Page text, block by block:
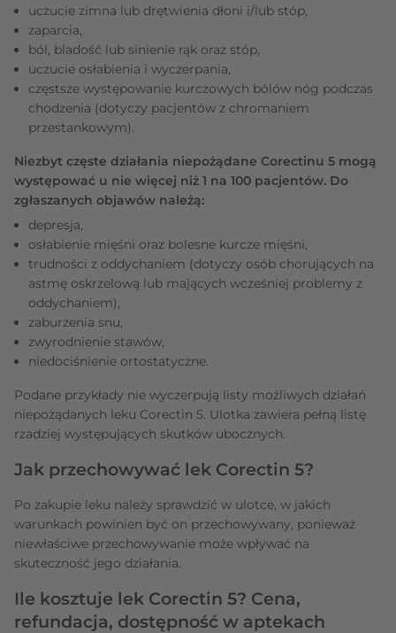
uczucie zimna lub drętwienia dłoni i/lub stóp,
zaparcia,
ból, bladość lub sinienie rąk oraz stóp,
uczucie osłabienia i wyczerpania,
częstsze występowanie kurczowych bólów nóg podczas
chodzenia (dotyczy pacjentów z chromaniem
przestankowym).
Niezbyt częste działania niepożądane Corectinu 5 mogą
występować u nie więcej niż 1 na 100 pacjentów. Do
zgłaszanych objawów należą:
depresja,
osłabienie mięśni oraz bolesne kurcze mięśni,
trudności z oddychaniem (dotyczy osób chorujących na
astmę oskrzelową lub mających wcześniej problemy z
oddychaniem),
zaburzenia snu,
zwyrodnienie stawów,
niedociśnienie ortostatyczne.
Podane przykłady nie wyczerpują listy możliwych działań
niepożądanych leku Corectin 5. Ulotka zawiera pełną listę
rzadziej występujących skutków ubocznych.
Jak przechowywać lek Corectin 5?
Po zakupie leku należy sprawdzić w ulotce, w jakich
warunkach powinien być on przechowywany, ponieważ
niewłaściwe przechowywanie może wpływać na
skuteczność jego działania.
Ile kosztuje lek Corectin 5? Cena,
refundacja, dostępność w aptekach